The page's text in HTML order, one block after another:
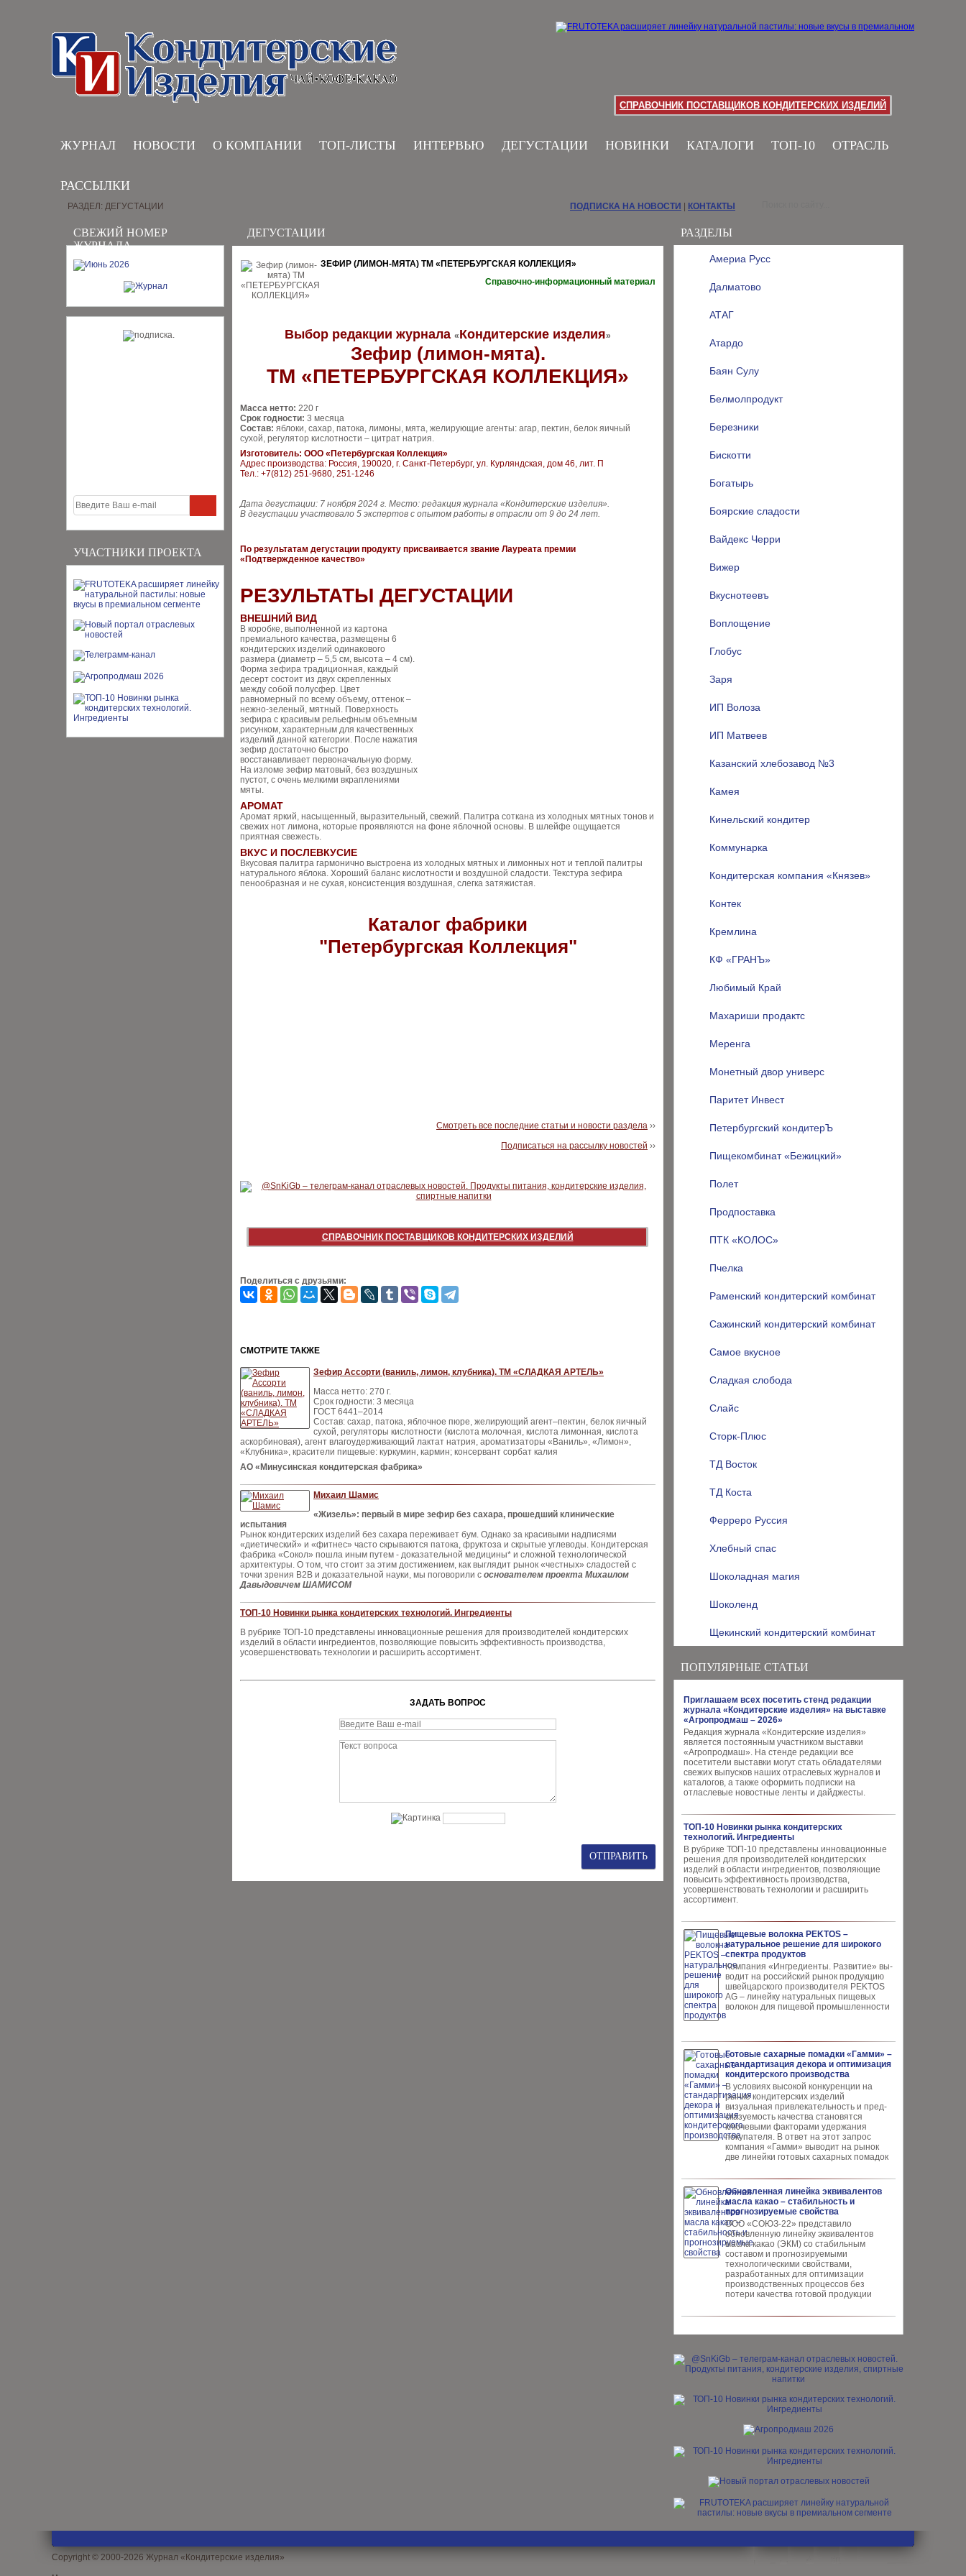
СПРАВОЧНИК ПОСТАВЩИКОВ КОНДИТЕРСКИХ ИЗДЕЛИЙ
ЖУРНАЛ НОВОСТИ О КОМПАНИИ ТОП-ЛИСТЫ ИНТЕРВЬЮ ДЕГУСТАЦИИ НОВИНКИ КАТАЛОГИ ТОП-10 ОТРАСЛЬ
РАССЫЛКИ
СВЕЖИЙ НОМЕР
ЖУРНАЛА
УЧАСТНИКИ ПРОЕКТА
РАЗДЕЛЫ
Америа Русс
Далматово
АТАГ
Атардо
Баян Сулу
Белмолпродукт
Березники
Бискотти
Богатырь
Боярские сладости
Вайдекс Черри
Вижер
Вкуснотеевъ
Воплощение
Глобус
Заря
ИП Волоза
ИП Матвеев
Казанский хлебозавод №3
Камея
Кинельский кондитер
Коммунарка
Кондитерская компания «Князев»
Контек
Кремлина
КФ «ГРАНЪ»
Любимый Край
Махариши продактс
Меренга
Монетный двор универс
Паритет Инвест
Петербургский кондитерЪ
Пищекомбинат «Бежицкий»
Полет
Продпоставка
ПТК «КОЛОС»
Пчелка
Раменский кондитерский комбинат
Сажинский кондитерский комбинат
Самое вкусное
Сладкая слобода
Слайс
Сторк-Плюс
ТД Восток
ТД Коста
Ферреро Руссия
Хлебный спас
Шоколадная магия
Шоколенд
Щекинский кондитерский комбинат
ПОПУЛЯРНЫЕ СТАТЬИ
Приглашаем всех посетить стенд редакции
журнала «Кондитерские изделия» на выставке
«Агропродмаш – 2026»
Редакция журнала «Кондитерские изделия»
является постоянным участником выставки
«Агропродмаш». На стенде редакции все
посетители выставки могут стать обладателями
свежих выпусков наших отраслевых журналов и
каталогов, а также оформить подписки на
отласлевые новостные ленты и дайджесты.
ТОП-10 Новинки рынка кондитерских
технологий. Ингредиенты
В рубрике ТОП-10 представлены инновационные
решения для производителей кондитерских
изделий в области ингредиентов, позволяющие
повысить эффективность производства,
усовершенствовать технологии и расширить
ассортимент.
Пищевые волокна PEKTOS –
натуральное решение для широкого
спектра продуктов
Компания «Ингредиенты. Развитие» вы­
водит на российский рынок продукцию
швей­царского производителя PEKTOS
AG – ли­нейку натуральных пищевых
волокон для пи­щевой промышленности
Готовые сахарные помадки «Гамми» –
стандартизация декора и оптимизация
кондитерского производства
В условиях высокой кон­куренции на
рынке конди­терских изделий
визуальная привлекательность и пред­
сказуемость качества ста­новятся
ключевыми факто­рами удержания
покупателя. В ответ на этот запрос
компания «Гамми» выводит на рынок
две линейки готовых сахарных помадок
Обновленная линейка эквивалентов
масла какао – стабильность и
прогнозируемые свойства
ООО «СОЮЗ-22» представило
обновлен­ную линейку эквивалентов
масла ка­као (ЭКМ) со стабильным
составом и прогнозируемыми
технологическими свойствами,
разработанных для опти­мизации
производственных процес­сов без
потери качества готовой про­дукции
РАЗДЕЛ: ДЕГУСТАЦИИ ПОДПИСКА НА НОВОСТИ КОНТАКТЫ
ДЕГУСТАЦИИ
ЗЕФИР (ЛИМОН-МЯТА) ТМ «ПЕТЕРБУРГСКАЯ КОЛЛЕКЦИЯ»
Справочно-информационный материал
Выбор редакции журнала «Кондитерские изделия»
Зефир (лимон-мята).
ТМ «ПЕТЕРБУРГСКАЯ КОЛЛЕКЦИЯ»
Масса нетто: 220 г
Срок годности: 3 месяца
Состав: яблоки, сахар, патока, лимоны, мята, желирующие агенты: агар, пектин, белок яичный
сухой, регулятор кислотности – цитрат натрия.
Изготовитель: ООО «Петербургская Коллекция»
Адрес производства: Россия, 190020, г. Санкт-Петербург, ул. Курляндская, дом 46, лит. П
Тел.: +7(812) 251-9680, 251-1246
Дата дегустации: 7 ноября 2024 г. Место: редакция журнала «Кондитерские изделия».
В дегустации участвовало 5 экспертов с опытом работы в отрасли от 9 до 24 лет.
По результатам дегустации продукту присваивается звание Лауреата премии
«Подтвержденное качество»
РЕЗУЛЬТАТЫ ДЕГУСТАЦИИ
ВНЕШНИЙ ВИД
В коробке, выполненной из картона
премиального качества, размещены 6
кондитерских изделий одинакового
размера (диаметр – 5,5 см, высота – 4 см).
Форма зефира традиционная, каждый
десерт состоит из двух скрепленных
между собой полусфер. Цвет
равномерный по всему объему, оттенок –
нежно-зеленый, мятный. Поверхность
зефира с красивым рельефным объемным
рисунком, характерным для качественных
изделий данной категории. После нажатия
зефир достаточно быстро
восстанавливает первоначальную форму.
На изломе зефир матовый, без воздушных
пустот, с очень мелкими вкраплениями
мяты.
АРОМАТ
Аромат яркий, насыщенный, выразительный, свежий. Палитра соткана из холодных мятных тонов и
свежих нот лимона, которые проявляются на фоне яблочной основы. В шлейфе ощущается
приятная свежесть.
ВКУС И ПОСЛЕВКУСИЕ
Вкусовая палитра гармонично выстроена из холодных мятных и лимонных нот и теплой палитры
натурального яблока. Хороший баланс кислотности и воздушной сладости. Текстура зефира
пенообразная и не сухая, консистенция воздушная, слегка затяжистая.
Каталог фабрики
"Петербургская Коллекция"
Смотреть все последние статьи и новости раздела ››
Подписаться на рассылку новостей ››
СПРАВОЧНИК ПОСТАВЩИКОВ КОНДИТЕРСКИХ ИЗДЕЛИЙ
Поделиться с друзьями:
CМОТРИТЕ ТАКЖЕ
Зефир Ассорти (ваниль, лимон, клубника). ТМ «СЛАДКАЯ АРТЕЛЬ»
Масса нетто: 270 г.
Срок годности: 3 месяца
ГОСТ 6441–2014
Состав: сахар, патока, яблочное пюре, желирующий агент–пектин, белок яичный
сухой, регуляторы кислотности (кислота молочная, кислота лимонная, кислота
аскорбиновая), агент влагоудерживающий лактат натрия, ароматизаторы «Ваниль», «Лимон»,
«Клубника», красители пищевые: куркумин, кармин; консервант сорбат калия
АО «Минусинская кондитерская фабрика»
Михаил Шамис
«Жизель»: первый в мире зефир без сахара, прошедший клинические
испытания
Рынок кондитерских изделий без сахара переживает бум. Однако за красивыми надписями
«диетический» и «фитнес» часто скрываются патока, фруктоза и скрытые углеводы. Кондитерская
фабрика «Сокол» пошла иным путем - доказательной медицины* и сложной технологической
архитектуры. О том, что стоит за этим достижением, как выглядит рынок «честных» сладостей с
точки зрения B2B и доказательной науки, мы поговорили с основателем проекта Михаилом
Давыдовичем ШАМИСОМ
ТОП-10 Новинки рынка кондитерских технологий. Ингредиенты
В рубрике ТОП-10 представлены инновационные решения для производителей кондитерских
изделий в области ингредиентов, позволяющие повысить эффективность производства,
усовершенствовать технологии и расширить ассортимент.
ЗАДАТЬ ВОПРОС
Copyright © 2000-2026 Журнал «Кондитерские изделия»